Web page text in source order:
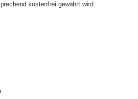
kostenfrei gewährt wird.